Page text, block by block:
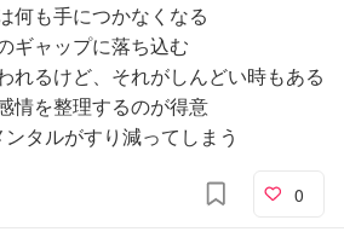
何も手につかなくなる
ギャップに落ち込む
れるけど、それがしんどい時もある
情を整理するのが得意
タルがすり減ってしまう
0